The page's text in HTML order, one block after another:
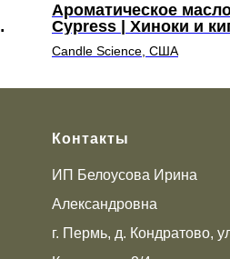
Ароматическое
Cypress | Хиноки и
Candle Science, США
Контакты
ИП Белоусова Ирина
Александровна
г. Пермь, д. Кондратово,